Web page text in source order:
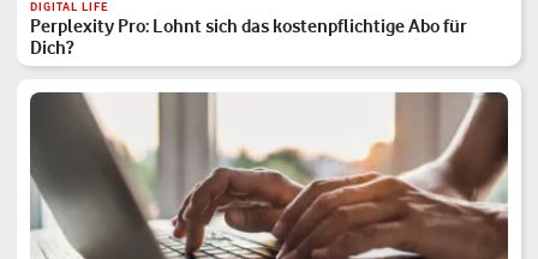
DIGITAL LIFE
Perplexity Pro: Lohnt sich das kostenpflichtige Abo für
Dich?